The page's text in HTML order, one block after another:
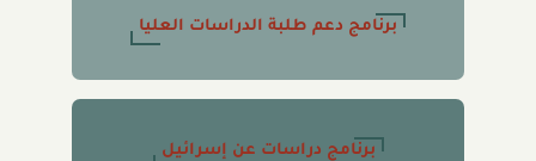
برنامج دعم طلبة الدراسات العليا
برنامج دراسات عن إسرائيل